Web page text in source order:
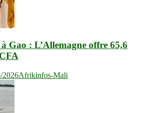
Gao : L’Allemagne offre 65,6
2026Afrikinfos-Mali